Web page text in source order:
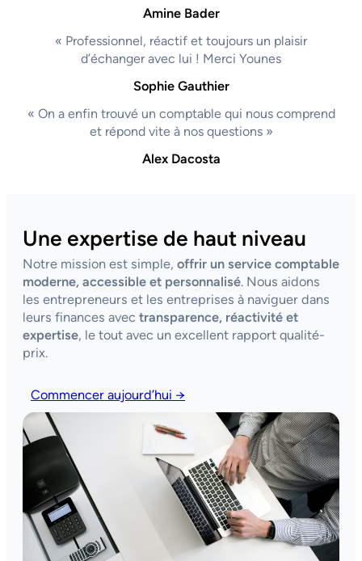
Amine Bader
« Professionnel, réactif et toujours un plaisir
d’échanger avec lui ! Merci Younes
Sophie Gauthier
« On a enfin trouvé un comptable qui nous comprend
et répond vite à nos questions »
Alex Dacosta
Une expertise de haut niveau
Notre mission est simple, offrir un service comptable
moderne, accessible et personnalisé. Nous aidons
les entrepreneurs et les entreprises à naviguer dans
leurs finances avec transparence, réactivité et
expertise, le tout avec un excellent rapport qualité-
prix.
Commencer aujourd’hui →